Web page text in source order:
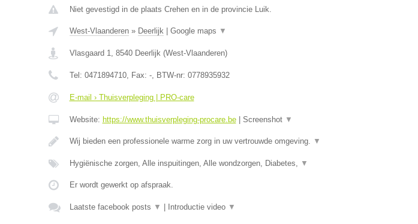
Niet gevestigd in de plaats Crehen en in de provincie Luik.
West-Vlaanderen» Deerlijk| Google maps ▼
Vlasgaard 1, 8540 Deerlijk(West-Vlaanderen)
Tel: 0471894710, Fax: -, BTW-nr: 0778935932
E-mail › Thuisverpleging | PRO-care
Website: https://www.thuisverpleging-procare.be| Screenshot ▼
Wij bieden een professionele warme zorg in uw vertrouwde omgeving. ▼
Hygiënische zorgen, Alle inspuitingen, Alle wondzorgen, Diabetes, ▼
Er wordt gewerkt op afspraak.
Laatste facebook posts ▼ Introductie video ▼